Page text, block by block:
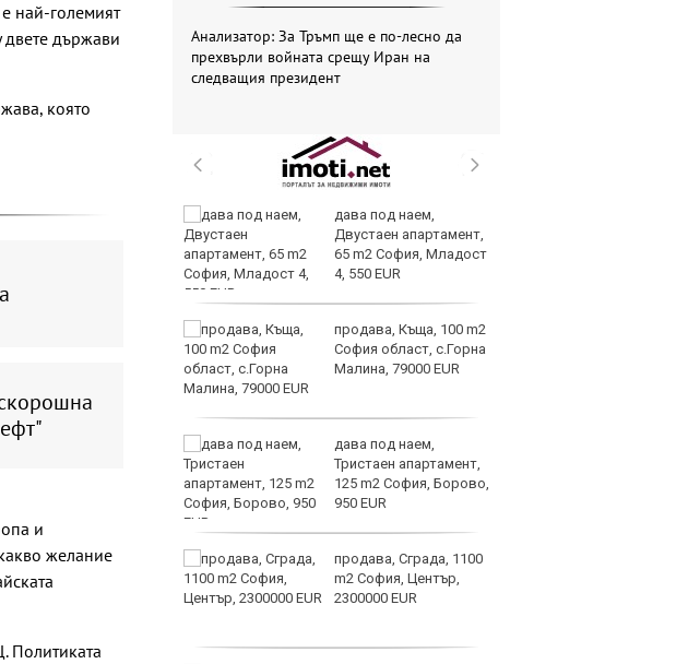
най-големият
двете държави
която
и
желание
Политиката
Анализатор: За Тръмп ще е по-лесно да
прехвърли войната срещу Иран на
следващия президент
ръст на
Тази събота: откриват
Девня гостува на
(Провадия) за
дава под наем,
Двустаен апартамент,
65 m2 София, Младост
4, 550 EUR
продава, Къща, 100 m2
София област, с.Горна
Малина, 79000 EUR
дава под наем,
Тристаен апартамент,
125 m2 София, Борово,
950 EUR
продава, Сграда, 1100
m2 София, Център,
2300000 EUR